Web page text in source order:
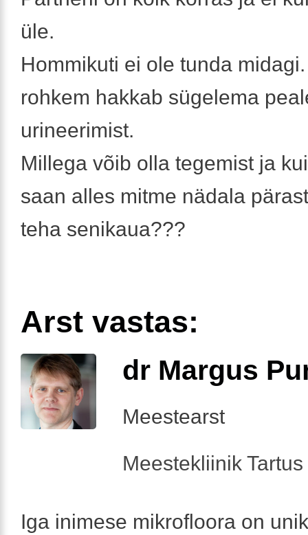
üle.
Hommikuti ei ole tunda
rohkem hakkab sügelema
urineerimist.
Millega võib olla tegemist ja
saan alles mitme nädala
teha senikaua???
Arst vastas:
dr Margus
Meestearst
Meestekliinik
Iga inimese mikrofloora on